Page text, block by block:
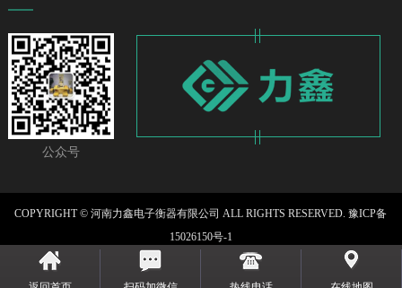
公众号
COPYRIGHT © 河南力鑫电子衡器有限公司 ALL RIGHTS RESERVED.豫ICP备
15026150号-1
网站地图
易科互联